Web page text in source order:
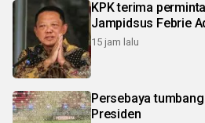
KPK terima
Jampidsus Febrie
15 jam lalu
Persebaya
Presiden